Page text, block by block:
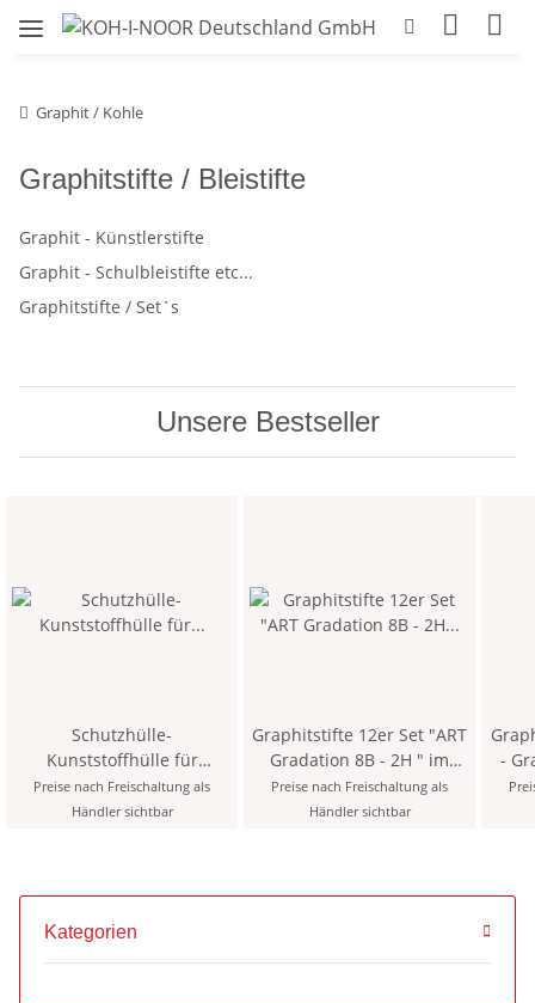
Graphit / Kohle
Graphitstifte / Bleistifte
Graphit - Künstlerstifte
Graphit - Schulbleistifte etc...
Graphitstifte / Set`s
Unsere Bestseller
Schutzhülle-
Kunststoffhülle für
Stiftspitzen , farblich
sortiert
Preise nach Freischaltung als
Händler sichtbar
Graphitstifte 12er Set "ART
Gradation 8B - 2H " im
Metalletui
Preise nach Freischaltung als
Händler sichtbar
- Gradation HB - im 12er
Kategorien